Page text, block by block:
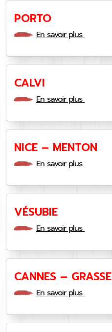
PORTO
En savoir plus
CALVI
En savoir plus
NICE – MENTON
En savoir plus
VÉSUBIE
En savoir plus
CANNES – GRASSE
En savoir plus